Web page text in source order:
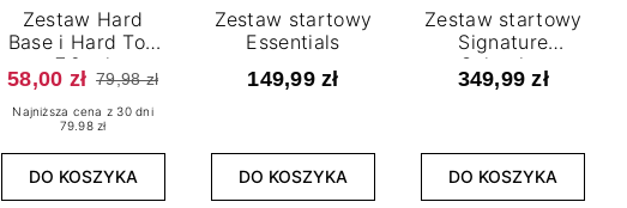
Zestaw Hard
Base i Hard Top
7,2 ml
58,00 zł 79,98 zł
Najniższa cena z 30 dni
79.98 zł
DO KOSZYKA
Zestaw startowy
Essentials
149,99 zł
DO KOSZYKA
Zestaw startowy
Signature
Selection
349,99 zł
DO KOSZYKA